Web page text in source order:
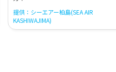
提供：シーエアー柏島(SEA AIR
KASHIWAJIMA)